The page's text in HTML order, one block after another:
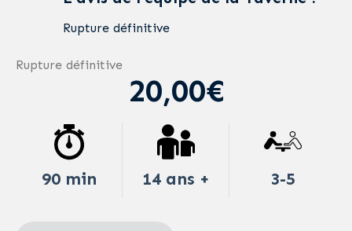
Rupture définitive
Rupture définitive
20,00€
90 min 14 ans + 3-5